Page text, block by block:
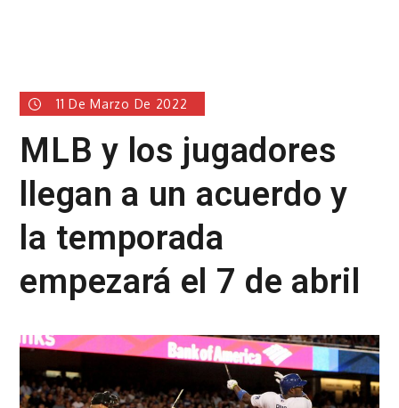
11 De Marzo De 2022
MLB y los jugadores
llegan a un acuerdo y
la temporada
empezará el 7 de abril